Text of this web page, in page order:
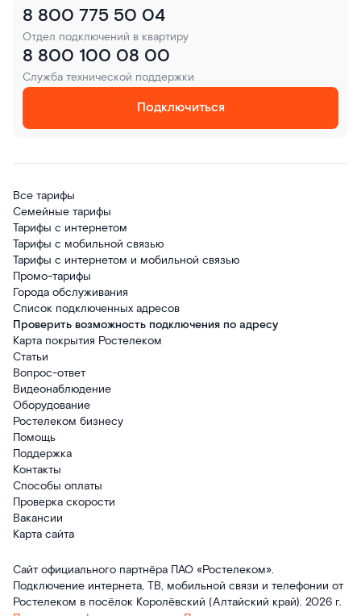
8 800 775 50 04
Отдел подключений в квартиру
8 800 100 08 00
Служба технической поддержки
Подключиться
Все тарифы
Семейные тарифы
Тарифы с интернетом
Тарифы с мобильной связью
Тарифы с интернетом и мобильной связью
Промо-тарифы
Города обслуживания
Список подключенных адресов
Проверить возможность подключения по адресу
Карта покрытия Ростелеком
Статьи
Вопрос-ответ
Видеонаблюдение
Оборудование
Ростелеком бизнесу
Помощь
Поддержка
Контакты
Способы оплаты
Проверка скорости
Вакансии
Карта сайта
Сайт официального партнёра ПАО «Ростелеком».
Подключение интернета, ТВ, мобильной связи и телефонии от
Ростелеком в посёлок Королёвский (Алтайский край). 2026 г.